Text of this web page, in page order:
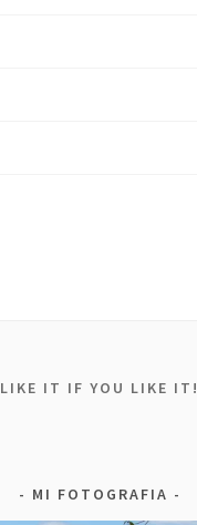
LIKE IT IF YOU LIKE IT!
MI FOTOGRAFIA